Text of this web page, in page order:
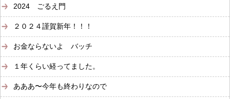
2024 ごるえ門
２０２４謹賀新年！！！
お金ならないよ バッチ
１年くらい経ってました。
あああ〜今年も終わりなので